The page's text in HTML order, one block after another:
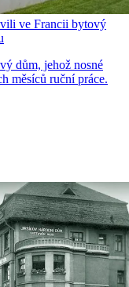
ve Francii bytový
dům, jehož nosné
měsíců ruční práce.